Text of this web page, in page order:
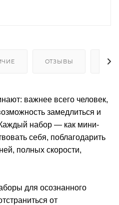
ОТЗЫВЫ
важнее всего человек,
замедлиться и
набор — как мини-
себя, поблагодарить
полных скорости,
для осознанного
от